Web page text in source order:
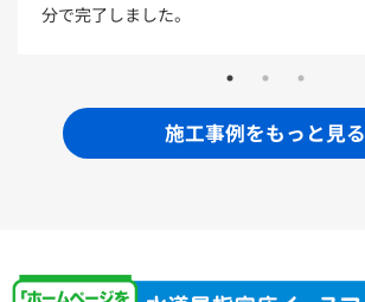
分で完了しました。
施工事例をもっと見る